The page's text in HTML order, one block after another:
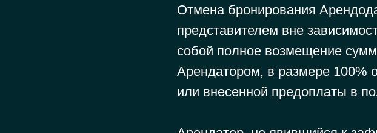
Отмена бронирования
представителем вне
собой полное возмещение
Арендатором, в размере 100%
или внесенной предоплаты в